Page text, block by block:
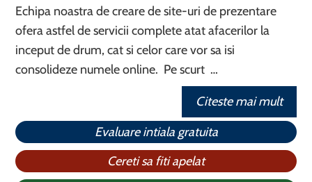
Echipa noastra de creare de site-uri de prezentare
ofera astfel de servicii complete atat afacerilor la
inceput de drum, cat si celor care vor sa isi
consolideze numele online. Pe scurt …
Citeste mai mult
Evaluare intiala gratuita
Cereti sa fiti apelat